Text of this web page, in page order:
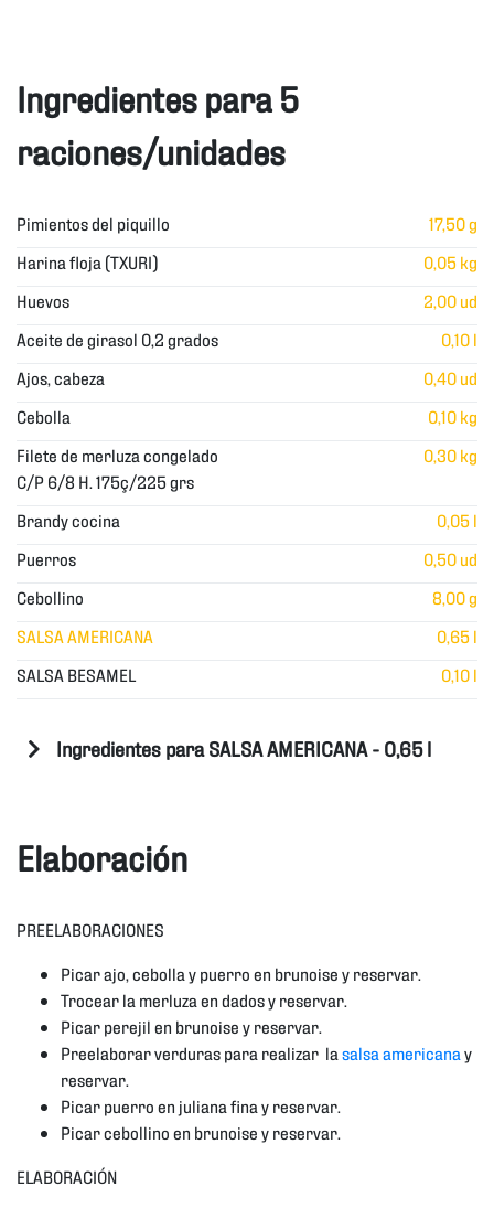
Ingredientes para 5
raciones/unidades
Pimientos del piquillo
17,50 g
Harina floja (TXURI)
0,05 kg
Huevos
2,00 ud
Aceite de girasol 0,2 grados
0,10 l
Ajos, cabeza
0,40 ud
Cebolla
0,10 kg
Filete de merluza congelado
C/P 6/8 H. 175ç/225 grs
0,30 kg
Brandy cocina
0,05 l
Puerros
0,50 ud
Cebollino
8,00 g
SALSA AMERICANA
0,65 l
SALSA BESAMEL
0,10 l
Ingredientes para SALSA AMERICANA - 0,65 l
Elaboración
PREELABORACIONES
Picar ajo, cebolla y puerro en brunoise y reservar.
Trocear la merluza en dados y reservar.
Picar perejil en brunoise y reservar.
Preelaborar verduras para realizar la salsa americana y
reservar.
Picar puerro en juliana fina y reservar.
Picar cebollino en brunoise y reservar.
ELABORACIÓN